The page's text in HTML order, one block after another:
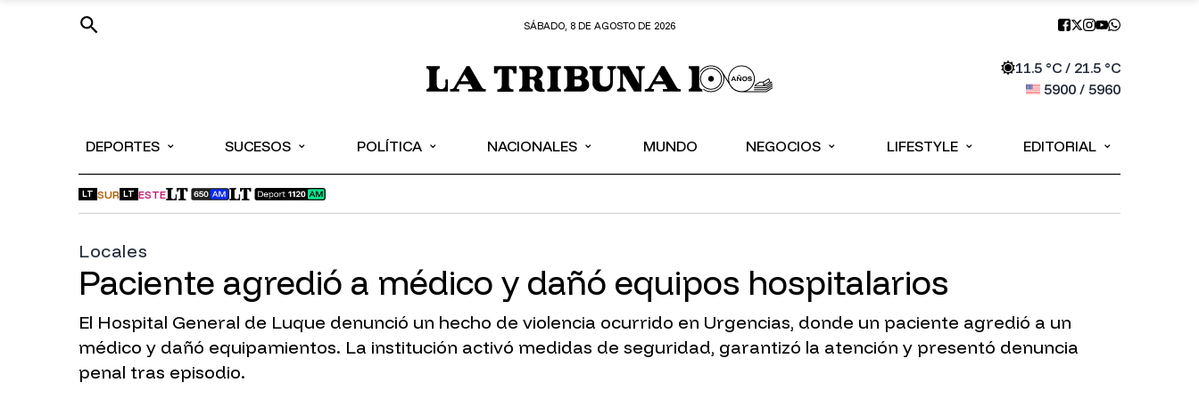
SÁBADO, 8 DE AGOSTO DE 2026
11.5°C / 21.5°C
5900/ 5960
DEPORTES ⌄ SUCESOS ⌄ POLÍTICA ⌄ NACIONALES ⌄ MUNDO NEGOCIOS ⌄ LIFESTYLE ⌄ EDITORIAL ⌄
LT SUR LT ESTE
Locales
Paciente agredió a médico y dañó equipos hospitalarios
El Hospital General de Luque denunció un hecho de violencia ocurrido en Urgencias, donde un paciente agredió a un
médico y dañó equipamientos. La institución activó medidas de seguridad, garantizó la atención y presentó denuncia
penal tras episodio.